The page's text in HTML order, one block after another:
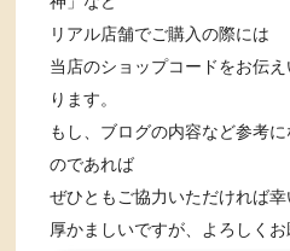
リアル店舗でご購入の際には
当店のショップコードをお伝
ります。
もし、ブログの内容など参考
のであれば
ぜひともご協力いただければ幸
厚かましいですが、よろしくお